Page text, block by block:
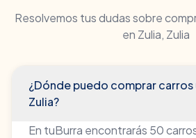
Resolvemos tus dudas sobre
en Zulia, Zulia
¿Dónde puedo comprar carros
Zulia?
En tuBurra encontrarás 50